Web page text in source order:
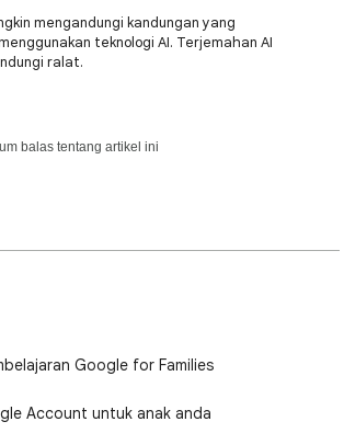
mengandungi kandungan yang
teknologi AI. Terjemahan AI
ralat.
balas tentang artikel ini
Google for Families
Account untuk anak anda